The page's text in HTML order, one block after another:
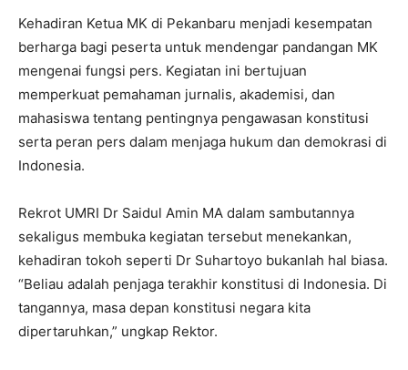
Kehadiran Ketua MK di Pekanbaru menjadi kesempatan
berharga bagi peserta untuk mendengar pandangan MK
mengenai fungsi pers. Kegiatan ini bertujuan
memperkuat pemahaman jurnalis, akademisi, dan
mahasiswa tentang pentingnya pengawasan konstitusi
serta peran pers dalam menjaga hukum dan demokrasi di
Indonesia.
Rekrot UMRI Dr Saidul Amin MA dalam sambutannya
sekaligus membuka kegiatan tersebut menekankan,
kehadiran tokoh seperti Dr Suhartoyo bukanlah hal biasa.
“Beliau adalah penjaga terakhir konstitusi di Indonesia. Di
tangannya, masa depan konstitusi negara kita
dipertaruhkan,” ungkap Rektor.